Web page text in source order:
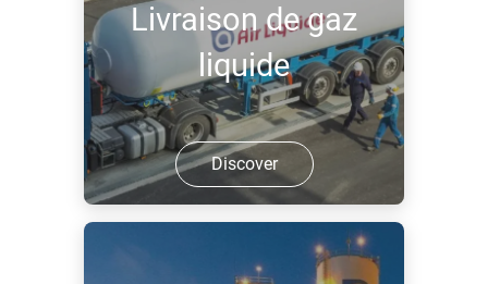
Livraison de gaz
liquide
Discover